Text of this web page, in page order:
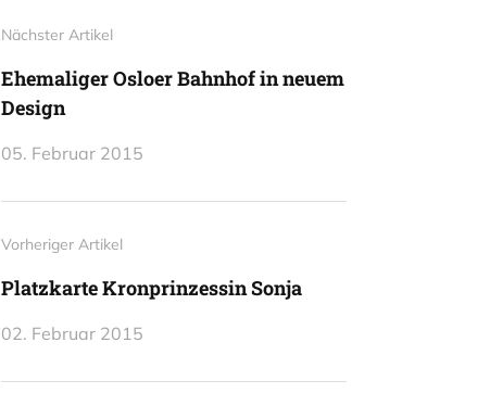
Nächster Artikel
Ehemaliger Osloer Bahnhof in neuem
Design
05. Februar 2015
Vorheriger Artikel
Platzkarte Kronprinzessin Sonja
02. Februar 2015